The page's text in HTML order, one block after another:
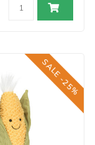
SALE -25%